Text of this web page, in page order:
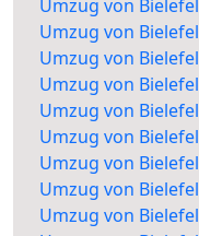
Umzug von
Umzug von
Umzug von
Umzug von
Umzug von
Umzug von
Umzug von
Umzug von
Umzug von